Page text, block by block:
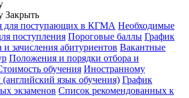
Закрыть
для поступающих в КГМА Необходимые
поступления Пороговые баллы График
и зачисления абитуриентов Вакантные
Положения и порядки отбора и
обучения Иностранному
(английский язык обучения) График
экзаменов Список рекомендованных к